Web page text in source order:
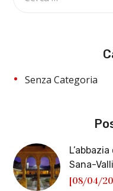
Senza Categoria
Sana-
[08/04/